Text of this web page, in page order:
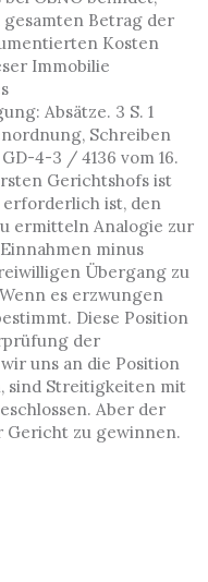
Betrag der
Kosten
Immobilie
Absätze. 3 S. 1
Schreiben
4-3 / 4136 vom 16.
Gerichtshofs ist
erforderlich ist, den
ermitteln Analogie zur
minus
Übergang zu
es erzwungen
Diese Position
der
uns an die Position
sind Streitigkeiten mit
Aber der
Gericht zu gewinnen.